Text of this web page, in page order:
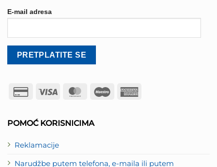
POMOĆ KORISNICIMA
Reklamacije
Narudžbe putem telefona, e-maila ili putem
E-mail adresa
Credit
Visa MasterCard
Maestro